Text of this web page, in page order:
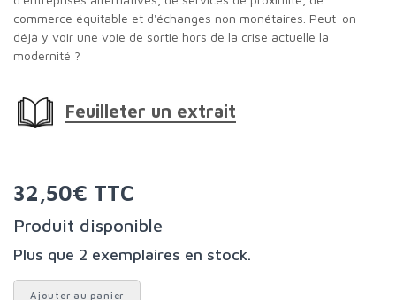
commerce équitable et d'échanges non monétaires. Peut-on
déjà y voir une voie de sortie hors de la crise actuelle la
modernité ?
Feuilleter un extrait
32,50€ TTC
Produit disponible
Plus que 2 exemplaires en stock.
Ajouter au panier